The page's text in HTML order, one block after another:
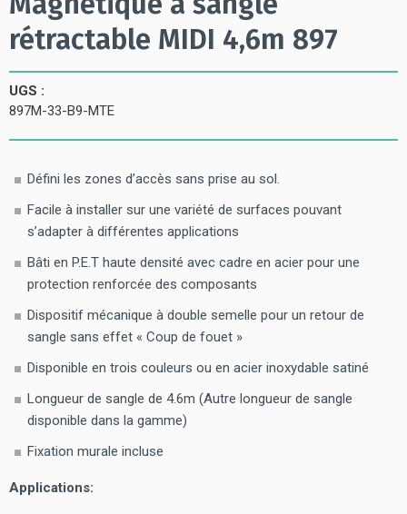
rétractable MIDI 4,6m 897
UGS :
897M-33-B9-MTE
Défini les zones d’accès sans prise au sol.
Facile à installer sur une variété de surfaces pouvant
s’adapter à différentes applications
Bâti en P.E.T haute densité avec cadre en acier pour une
protection renforcée des composants
Dispositif mécanique à double semelle pour un retour de
sangle sans effet « Coup de fouet »
Disponible en trois couleurs ou en acier inoxydable satiné
Longueur de sangle de 4.6m (Autre longueur de sangle
disponible dans la gamme)
Fixation murale incluse
Applications: